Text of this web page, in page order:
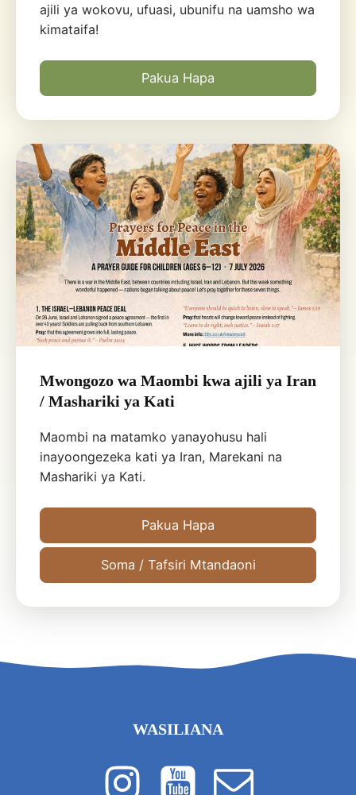
ajili ya wokovu, ufuasi, ubunifu na uamsho wa
kimataifa!
Pakua Hapa
Mwongozo wa Maombi kwa ajili ya Iran
/ Mashariki ya Kati
Maombi na matamko yanayohusu hali
inayoongezeka kati ya Iran, Marekani na
Mashariki ya Kati.
Pakua Hapa
Soma / Tafsiri Mtandaoni
WASILIANA